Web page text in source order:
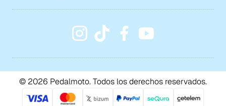
© 2026 Pedalmoto. Todos los derechos reservados.